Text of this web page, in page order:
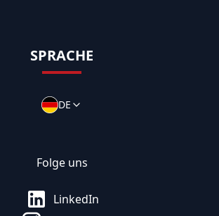
SPRACHE
DE
Folge uns
LinkedIn